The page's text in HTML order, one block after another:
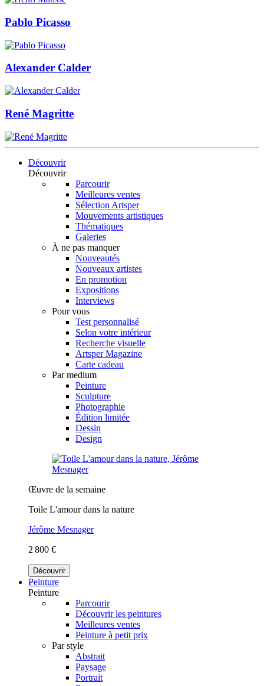
Pablo Picasso
Alexander Calder
René Magritte
Découvrir
Découvrir
Parcourir
Meilleures ventes
Sélection Artsper
Mouvements artistiques
Thématiques
Galeries
À ne pas manquer
Nouveautés
Nouveaux artistes
En promotion
Expositions
Interviews
Pour vous
Test personnalisé
Selon votre intérieur
Recherche visuelle
Artsper Magazine
Carte cadeau
Par medium
Peinture
Sculpture
Photographie
Édition limitée
Dessin
Design
Œuvre de la semaine
Toile L'amour dans la nature
Jérôme Mesnager
2 800 €
Découvrir
Peinture
Peinture
Parcourir
Découvrir les peintures
Meilleures ventes
Peinture à petit prix
Par style
Abstrait
Paysage
Portrait